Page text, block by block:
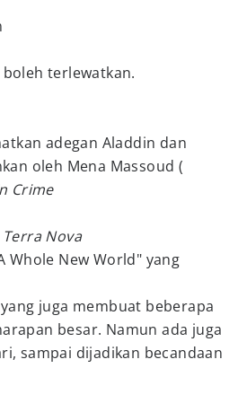
terlewatkan.
adegan Aladdin dan
oleh Mena Massoud (
Crime
Nova
Whole New World" yang
juga membuat beberapa
besar. Namun ada juga
sampai dijadikan becandaan